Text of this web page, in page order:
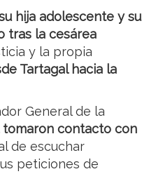
hija adolescente y su
tras la cesárea
y la propia
Tartagal hacia la
General de la
contacto con
de escuchar
peticiones de